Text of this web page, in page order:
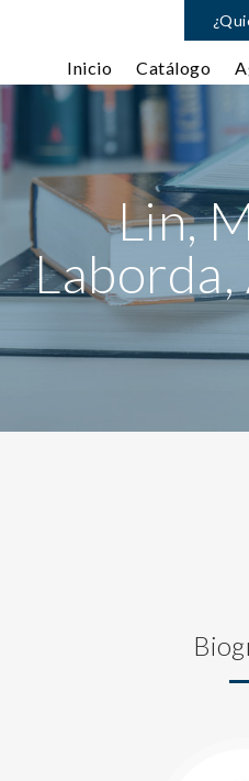
Inicio Catálogo
Lin,